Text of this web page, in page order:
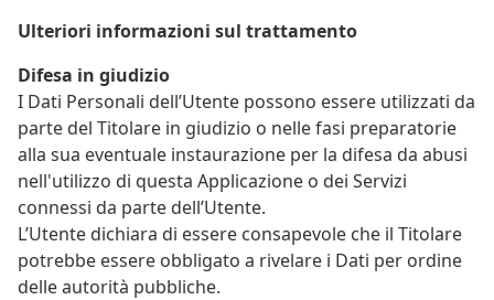
Ulteriori informazioni sul trattamento
Difesa in giudizio
I Dati Personali dell’Utente possono essere utilizzati da
parte del Titolare in giudizio o nelle fasi preparatorie
alla sua eventuale instaurazione per la difesa da abusi
nell'utilizzo di questa Applicazione o dei Servizi
connessi da parte dell’Utente.
L’Utente dichiara di essere consapevole che il Titolare
potrebbe essere obbligato a rivelare i Dati per ordine
delle autorità pubbliche.